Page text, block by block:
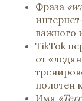
Фраза
важного
TikTok
от
полотен
Имя